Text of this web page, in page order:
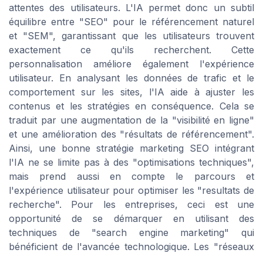
attentes des utilisateurs. L'IA permet donc un subtil
équilibre entre "SEO" pour le référencement naturel
et "SEM", garantissant que les utilisateurs trouvent
exactement ce qu'ils recherchent. Cette
personnalisation améliore également l'expérience
utilisateur. En analysant les données de trafic et le
comportement sur les sites, l'IA aide à ajuster les
contenus et les stratégies en conséquence. Cela se
traduit par une augmentation de la "visibilité en ligne"
et une amélioration des "résultats de référencement".
Ainsi, une bonne stratégie marketing SEO intégrant
l'IA ne se limite pas à des "optimisations techniques",
mais prend aussi en compte le parcours et
l'expérience utilisateur pour optimiser les "resultats de
recherche". Pour les entreprises, ceci est une
opportunité de se démarquer en utilisant des
techniques de "search engine marketing" qui
bénéficient de l'avancée technologique. Les "réseaux